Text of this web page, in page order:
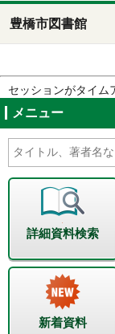
豊橋市図書館
セッションがタイム
メニュー
詳細資料検索
新着資料